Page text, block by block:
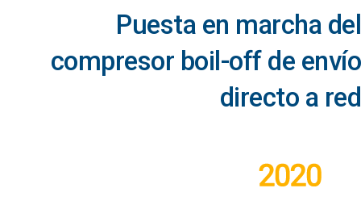
Puesta en marcha del
compresor boil-off de envío
directo a red